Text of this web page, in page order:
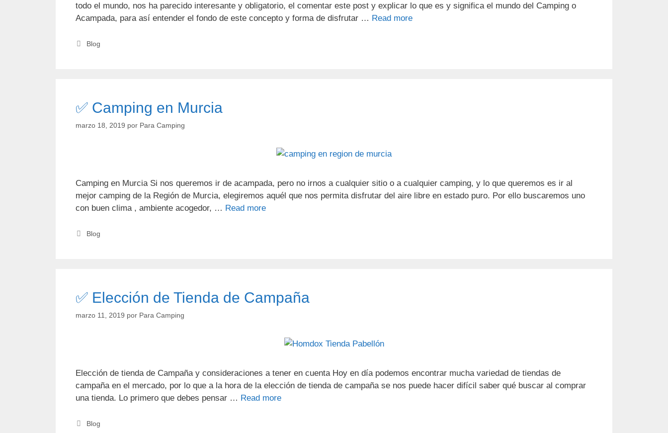
todo el mundo, nos ha parecido interesante y obligatorio, el comentar este post y explicar lo que es y significa el mundo del Camping o
Acampada, para así entender el fondo de este concepto y forma de disfrutar … Read more
Categorías
Blog
✅ Camping en Murcia
marzo 18, 2019 por Para Camping
Camping en Murcia Si nos queremos ir de acampada, pero no irnos a cualquier sitio o a cualquier camping, y lo que queremos es ir al
mejor camping de la Región de Murcia, elegiremos aquél que nos permita disfrutar del aire libre en estado puro. Por ello buscaremos uno
con buen clima , ambiente acogedor, … Read more
Categorías
Blog
✅ Elección de Tienda de Campaña
marzo 11, 2019 por Para Camping
Elección de tienda de Campaña y consideraciones a tener en cuenta Hoy en día podemos encontrar mucha variedad de tiendas de
campaña en el mercado, por lo que a la hora de la elección de tienda de campaña se nos puede hacer difícil saber qué buscar al comprar
una tienda. Lo primero que debes pensar … Read more
Categorías
Blog